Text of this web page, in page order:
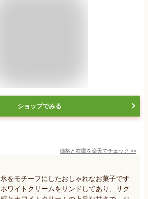
ショップでみる
価格と在庫を楽天でチェック >>
をモチーフにしたおしゃれなお菓子です
ワイトクリームをサンドしてあり、サク